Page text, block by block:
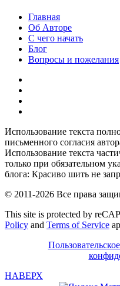
Главная
Об Авторе
С чего начать
Блог
Вопросы и пожелания
Использование текста
письменного согласия
Использование текста
только при обязательном
блога: Красиво шить не
© 2011-2026 Все права
This site is protected by
Policy and Terms of Service
НАВЕРХ